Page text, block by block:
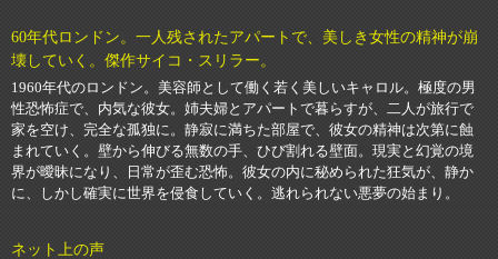
60年代ロンドン。一人残されたアパートで、美しき女性の精神が崩
壊していく。傑作サイコ・スリラー。
1960年代のロンドン。美容師として働く若く美しいキャロル。極度の男
性恐怖症で、内気な彼女。姉夫婦とアパートで暮らすが、二人が旅行で
家を空け、完全な孤独に。静寂に満ちた部屋で、彼女の精神は次第に蝕
まれていく。壁から伸びる無数の手、ひび割れる壁面。現実と幻覚の境
界が曖昧になり、日常が歪む恐怖。彼女の内に秘められた狂気が、静か
に、しかし確実に世界を侵食していく。逃れられない悪夢の始まり。
ネット上の声